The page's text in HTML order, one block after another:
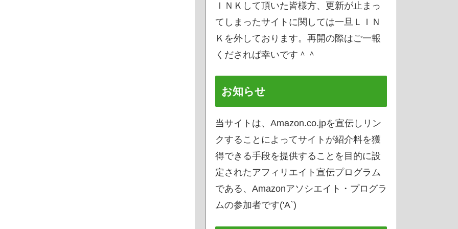
ＩＮＫして頂いた皆様方、更新が止まっ
てしまったサイトに関しては一旦ＬＩＮ
Ｋを外しております。再開の際はご一報
くだされば幸いです＾＾
お知らせ
当サイトは、Amazon.co.jpを宣伝しリン
クすることによってサイトが紹介料を獲
得できる手段を提供することを目的に設
定されたアフィリエイト宣伝プログラム
である、Amazonアソシエイト・プログラ
ムの参加者です('A`)